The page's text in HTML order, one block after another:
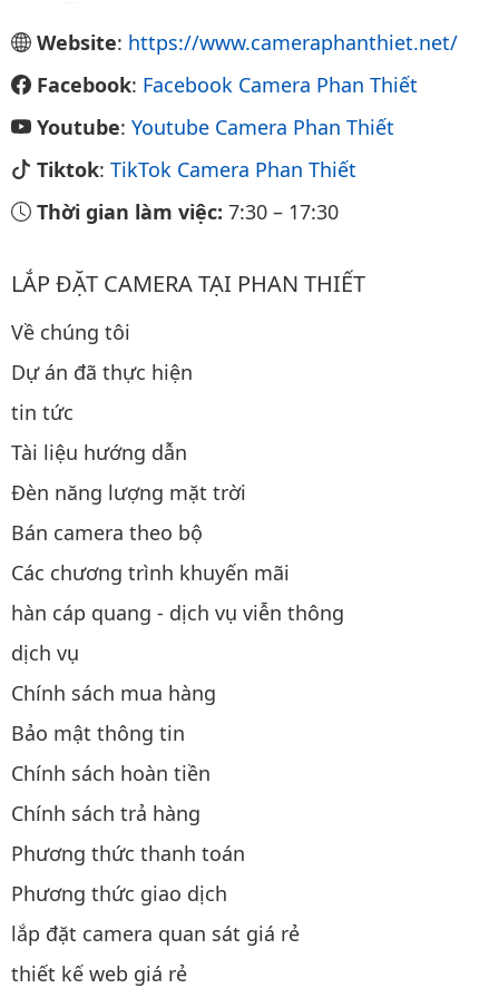
Website: https://www.cameraphanthiet.net/
Facebook: Facebook Camera Phan Thiết
Youtube: Youtube Camera Phan Thiết
Tiktok: TikTok Camera Phan Thiết
Thời gian làm việc: 7:30 – 17:30
LẮP ĐẶT CAMERA TẠI PHAN THIẾT
Về chúng tôi
Dự án đã thực hiện
tin tức
Tài liệu hướng dẫn
Đèn năng lượng mặt trời
Bán camera theo bộ
Các chương trình khuyến mãi
hàn cáp quang - dịch vụ viễn thông
dịch vụ
Chính sách mua hàng
Bảo mật thông tin
Chính sách hoàn tiền
Chính sách trả hàng
Phương thức thanh toán
Phương thức giao dịch
lắp đặt camera quan sát giá rẻ
thiết kế web giá rẻ